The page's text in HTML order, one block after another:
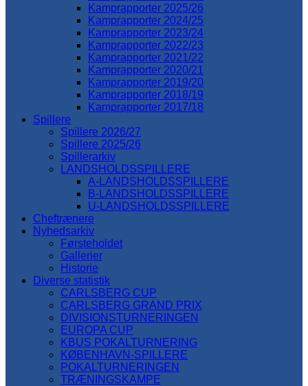
Kamprapporter 2025/26
Kamprapporter 2024/25
Kamprapporter 2023/24
Kamprapporter 2022/23
Kamprapporter 2021/22
Kamprapporter 2020/21
Kamprapporter 2019/20
Kamprapporter 2018/19
Kamprapporter 2017/18
Spillere
Spillere 2026/27
Spillere 2025/26
Spillerarkiv
LANDSHOLDSSPILLERE
A-LANDSHOLDSSPILLERE
B-LANDSHOLDSSPILLERE
U-LANDSHOLDSSPILLERE
Cheftrænere
Nyhedsarkiv
Førsteholdet
Gallerier
Historie
Diverse statistik
CARLSBERG CUP
CARLSBERG GRAND PRIX
DIVISIONSTURNERINGEN
EUROPA CUP
KBUS POKALTURNERING
KØBENHAVN-SPILLERE
POKALTURNERINGEN
TRÆNINGSKAMPE